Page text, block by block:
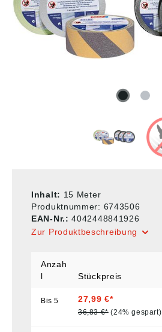
Inhalt: 15 Meter
Produktnummer: 6743506
EAN-Nr.:4042448841926
Zur Produktbeschreibung
Anzah
l
Stückpreis
Bis5 27,99 €*
36,83 €* (24% gespart)